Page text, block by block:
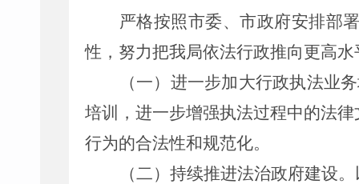
严格按照市委、市政府安排部
性，努力把我局依法行政推向更高
（一） 进一步加大行政执法业
培训，进一步增强执法过程中的法
行为的合法性和规范化。
（二）持续推进法治政府建设。